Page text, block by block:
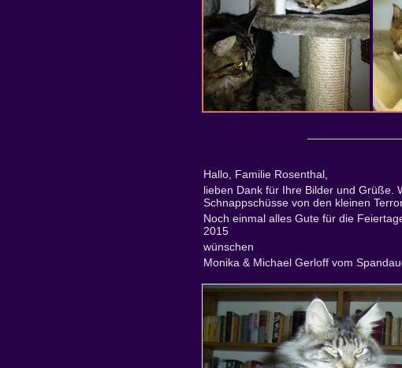
Hallo, Familie Rosenthal,
lieben Dank für Ihre Bilder und Grüße.
Schnappschüsse von den kleinen
Noch einmal alles Gute für die
2015
wünschen
Monika & Michael Gerloff vom